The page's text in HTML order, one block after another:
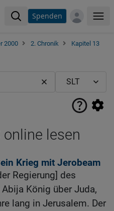
Spenden
2000 2. Chronik
Kapitel 13
lesen
Krieg mit Jerobeam
Regierung] des
König über Juda,
lang in Jerusalem. Der